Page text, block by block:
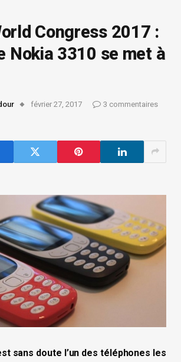
Congress 2017 :
Nokia 3310 se met à
février 27, 2017
3 commentaires
sans doute l’un des téléphones les